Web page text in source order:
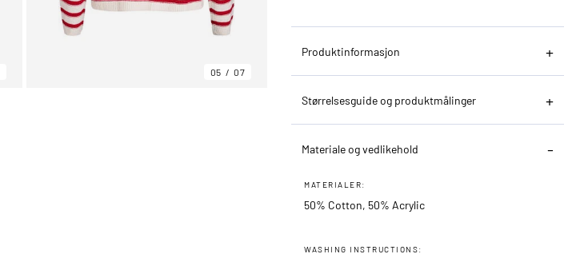
05 07
Produktinformasjon
Størrelsesguide og produktmålinger
Materiale og vedlikehold
MATERIALER:
50% Cotton, 50% Acrylic
WASHING INSTRUCTIONS: